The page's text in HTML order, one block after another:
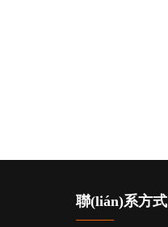
聯(lián)系方式